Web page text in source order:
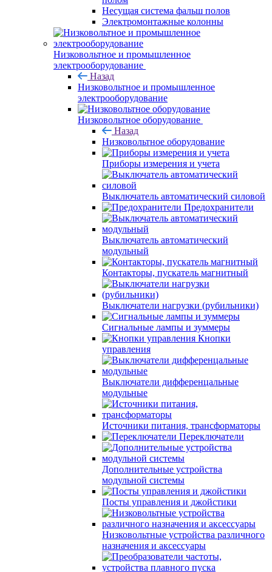
Несущая система фальш полов
Электромонтажные колонны
Низковольтное и промышленное
электрооборудование
Назад
Низковольтное и промышленное
электрооборудование
Низковольтное оборудование
Назад
Низковольтное оборудование
Приборы измерения и учета
Выключатель автоматический силовой
Предохранители
Выключатель автоматический
модульный
Контакторы, пускатель магнитный
Выключатели нагрузки (рубильники)
Сигнальные лампы и зуммеры
Кнопки
управления
Выключатели дифференцальные
модульные
Источники питания, трансформаторы
Переключатели
Дополнительные устройства
модульной системы
Посты управления и джойстики
Низковольтные устройства различного
назначения и аксессуары